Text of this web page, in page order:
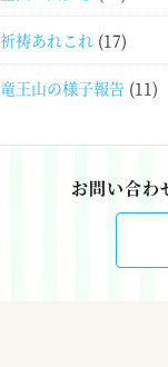
祈祷あれこれ (17)
竜王山の様子報告 (11)
お問い合わ